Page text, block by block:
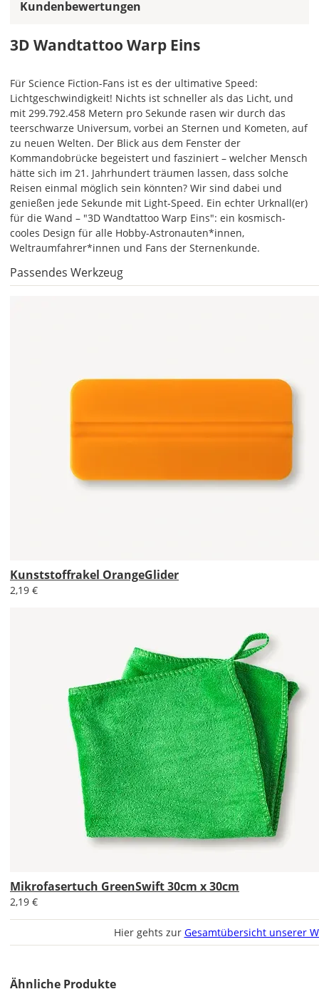
werden?
Soll
das
Wandtattoo
gespiegelt
werden?
Bild
Sa., 22.08.
1,99 EUR
ohne
Produktionsaufschlag
Versandkosten 1,99
EUR
Priority
Deutschland
18.08.
ab 7,98
3D Wandtattoo Warp Eins
Passendes Werkzeug
Kunststoffrakel OrangeGlider
2,19 €
Mikrofasertuch GreenSwift 30cm x 30cm
2,19 €
Hier gehts zur Gesamtübersicht unserer
Für Science Fiction-Fans ist es der ultimative Speed:
Lichtgeschwindigkeit! Nichts ist schneller als das Licht, und
mit 299.792.458 Metern pro Sekunde rasen wir durch das
teerschwarze Universum, vorbei an Sternen und Kometen, auf
zu neuen Welten. Der Blick aus dem Fenster der
Kommandobrücke begeistert und fasziniert – welcher Mensch
hätte sich im 21. Jahrhundert träumen lassen, dass solche
Reisen einmal möglich sein könnten? Wir sind dabei und
genießen jede Sekunde mit Light-Speed. Ein echter Urknall(er)
für die Wand – "3D Wandtattoo Warp Eins": ein kosmisch-
cooles Design für alle Hobby-Astronauten*innen,
Weltraumfahrer*innen und Fans der Sternenkunde.
Kundenbewertungen
Ähnliche Produkte